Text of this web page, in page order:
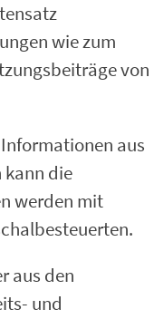
wie zum
von
aus
kann die
werden mit
aus den
und